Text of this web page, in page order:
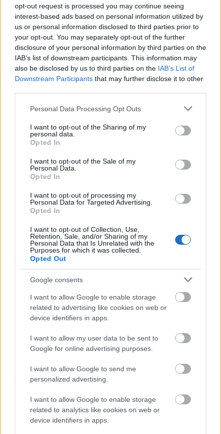
opt-out request is processed you may continue seeing
interest-based ads based on personal information utilized by
us or personal information disclosed to third parties prior to
your opt-out. You may separately opt-out of the further
disclosure of your personal information by third parties on the
IAB’s list of downstream participants. This information may
also be disclosed by us to third parties on the IAB’s List of
Downstream Participants that may further disclose it to other
Please note that this website/app uses one or more Google
not limited to your visit or usage behaviour. You may click to
grant or deny consent to Google and its third-party tags to
use your data for below specified purposes in below Google
consent section.
Personal Data Processing Opt Outs
I want to opt-out of the Sharing of my
personal data.
Opted In
I want to opt-out of the Sale of my
Personal Data.
Opted In
I want to opt-out of processing my
Personal Data for Targeted Advertising.
Opted In
I want to opt-out of Collection, Use,
Retention, Sale, and/or Sharing of my
Personal Data that Is Unrelated with the
Purposes for which it was collected.
Opted Out
Google consents
I want to allow Google to enable storage
related to advertising like cookies on web or
device identifiers in apps.
I want to allow my user data to be sent to
Google for online advertising purposes.
I want to allow Google to send me
personalized advertising.
I want to allow Google to enable storage
related to analytics like cookies on web or
device identifiers in apps.
Αυτοδυναμίες
εκείνων που θέλουν αυτοδύναμες ή όχι
κυβερνήσεις. Συγκεκριμένα, το 50% είναι υπέρ των
αυτοδύναμων κυβερνήσεων και το 47% θέλει
συνεργασίες κομμάτων.
«Λάθος» η πορεία της χώρας
Προς τη λάθος κατεύθυνση κινείται η χώρα, λέει
το 56% (άνοδος 2 μονάδες) και προς τη σωστή το
Ως πιο σημαντικό πρόβλημα παραμένει η ακρίβεια
με 33% και ακολουθούν οικονομία με 27%, ανεργία
με 7%, διαφθορά με 4%, ανασφάλεια/ανεπάρκεια
κυβέρνησης με 4%.
Χαμηλά είναι ο δείκτης οικονομικής εμπιστοσύνης
αφού βρίσκεταιστο -32 από -26 τον Απρίλιο.